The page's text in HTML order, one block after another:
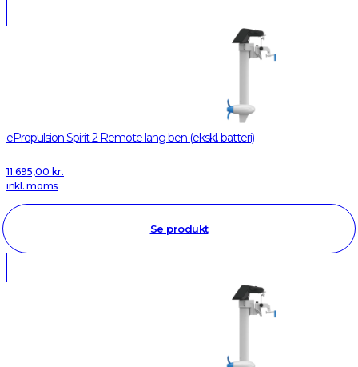
ePropulsion Spirit 2 Remote lang ben (ekskl. batteri)
11.695,00 kr.
inkl. moms
Se produkt